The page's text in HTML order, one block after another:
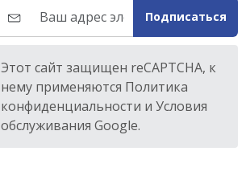
Подписаться
Этот сайт защищен reCAPTCHA, к
нему применяются Политика
конфиденциальности и Условия
обслуживания Google.